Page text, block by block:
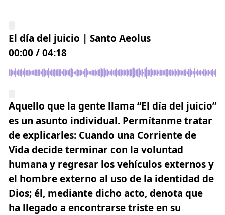
El día del juicio | Santo Aeolus
00:00 /04:18
Aquello que la gente llama “El día del juicio”
es un asunto individual. Permítanme tratar
de explicarles: Cuando una Corriente de
Vida decide terminar con la voluntad
humana y regresar los vehículos externos y
el hombre externo al uso de la identidad de
Dios; él, mediante dicho acto, denota que
ha llegado a encontrarse triste en su